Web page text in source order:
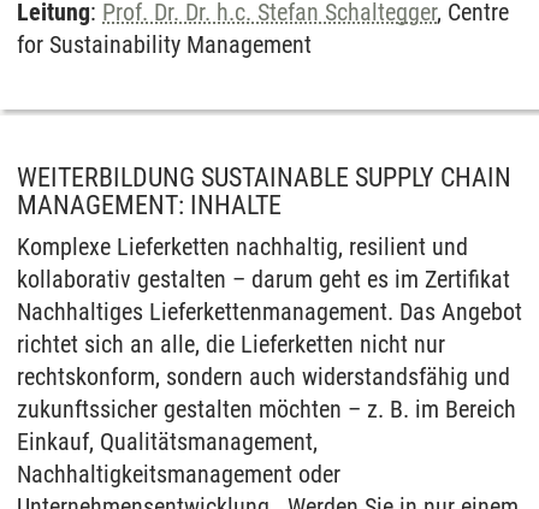
Leitung: Prof. Dr. Dr. h.c. Stefan Schaltegger, Centre
for Sustainability Management
WEITERBILDUNG SUSTAINABLE SUPPLY CHAIN
MANAGEMENT: INHALTE
Komplexe Lieferketten nachhaltig, resilient und
kollaborativ gestalten – darum geht es im Zertifikat
Nachhaltiges Lieferkettenmanagement. Das Angebot
richtet sich an alle, die Lieferketten nicht nur
rechtskonform, sondern auch widerstandsfähig und
zukunftssicher gestalten möchten – z. B. im Bereich
Einkauf, Qualitätsmanagement,
Nachhaltigkeitsmanagement oder